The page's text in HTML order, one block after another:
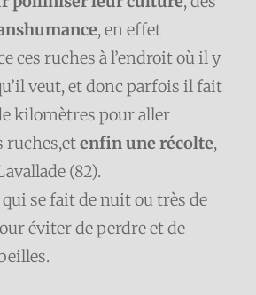
, en effet
ces ruches à l’endroit où il y
veut, et donc parfois il fait
kilomètres pour aller
ruches,etenfin une récolte,
(82).
se fait de nuit ou très de
éviter de perdre et de